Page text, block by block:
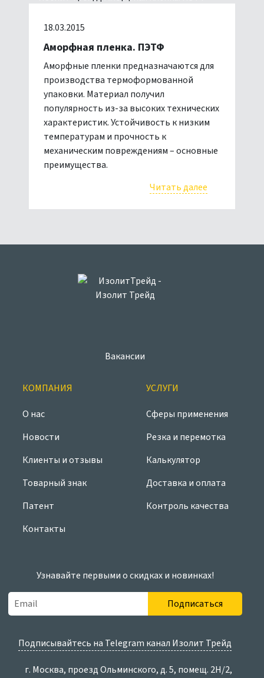
18.03.2015
Аморфная пленка. ПЭТФ
Аморфные пленки предназначаются для
производства термоформованной
упаковки. Материал получил
популярность из-за высоких технических
характеристик. Устойчивость к низким
температурам и прочность к
механическим повреждениям – основные
преимущества.
Читать далее
Вакансии
КОМПАНИЯ
О нас
Новости
Клиенты и отзывы
Товарный знак
Патент
Контакты
УСЛУГИ
Сферы применения
Резка и перемотка
Калькулятор
Доставка и оплата
Контроль качества
Узнавайте первыми о скидках и новинках!
Подписаться
Подписывайтесь на Telegram канал Изолит Трейд
г. Москва, проезд Ольминского, д. 5, помещ. 2Н/2,